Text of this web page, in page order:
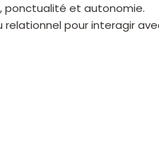
ponctualité et autonomie.
pour interagir